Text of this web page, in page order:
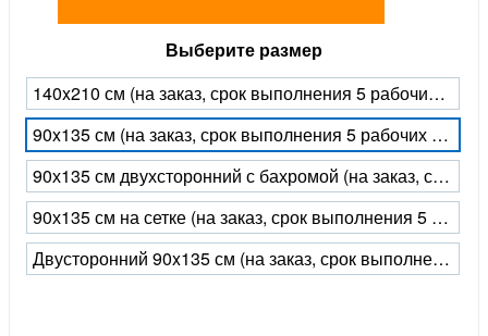
Выберите размер
140x210 см (на заказ, срок выполнения 5 рабочих дней)
90x135 см (на заказ, срок выполнения 5 рабочих дней)
90х135 см двухсторонний с бахромой (на заказ, срок выполнения 5 рабочих дней)
90х135 см на сетке (на заказ, срок выполнения 5 рабочих дней)
Двусторонний 90x135 см (на заказ, срок выполнения 5 рабочих дней)